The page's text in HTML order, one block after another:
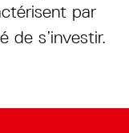
par
de s’investir.